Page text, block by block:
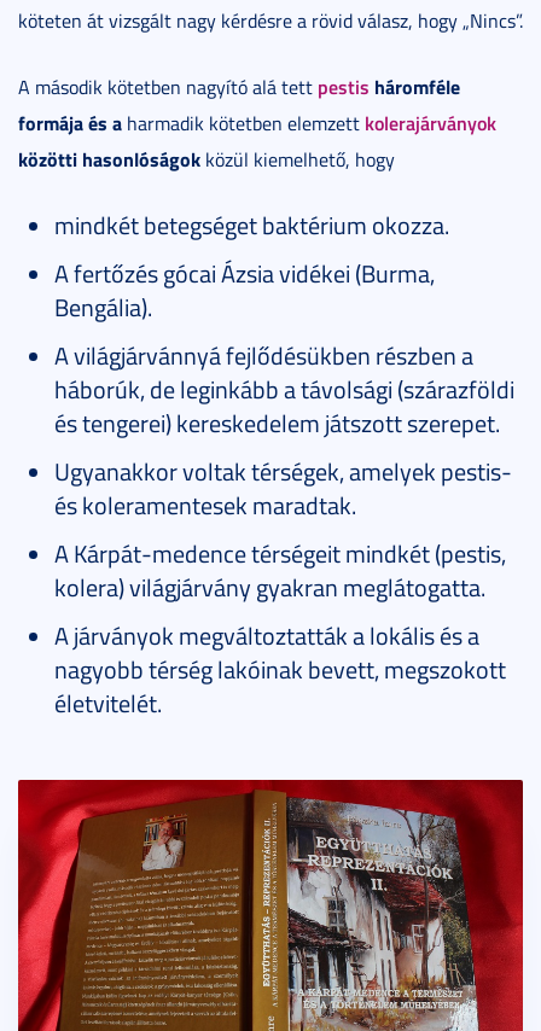
köteten át vizsgált nagy kérdésre a rövid válasz, hogy „Nincs”.
A második kötetben nagyító alá tett pestis háromféle
formája és a harmadik kötetben elemzett kolerajárványok
közötti hasonlóságok közül kiemelhető, hogy
mindkét betegséget baktérium okozza.
A fertőzés gócai Ázsia vidékei (Burma,
Bengália).
A világjárvánnyá fejlődésükben részben a
háborúk, de leginkább a távolsági (szárazföldi
és tengerei) kereskedelem játszott szerepet.
Ugyanakkor voltak térségek, amelyek pestis-
és koleramentesek maradtak.
A Kárpát-medence térségeit mindkét (pestis,
kolera) világjárvány gyakran meglátogatta.
A járványok megváltoztatták a lokális és a
nagyobb térség lakóinak bevett, megszokott
életvitelét.